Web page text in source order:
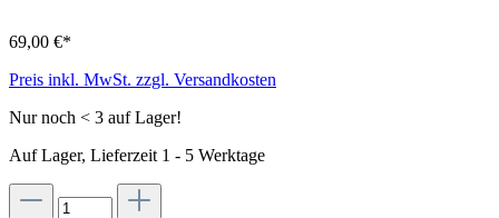
69,00 €*
Preis inkl. MwSt. zzgl. Versandkosten
Nur noch < 3 auf Lager!
Auf Lager, Lieferzeit 1 - 5 Werktage